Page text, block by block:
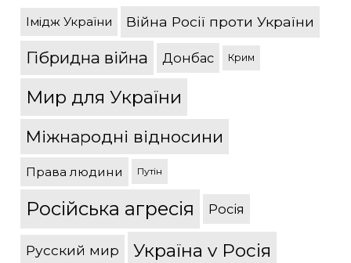
Імідж України Війна Росії проти України
Гібридна війна Донбас Крим
Мир для України
Міжнародні відносини
Права людини Путін
Російська агресія Росія
Русский мир Україна v Росія